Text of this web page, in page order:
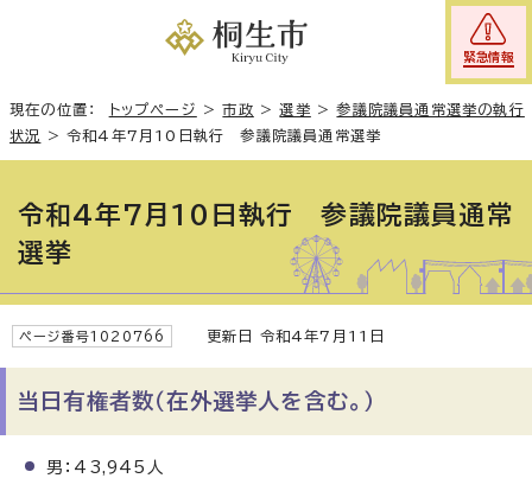
緊急情報
現在の位置： トップページ >市政 >選挙 >参議院議員通常選挙の執行
状況
>令和4年7月10日執行 参議院議員通常選挙
令和4年7月10日執行 参議院議員通常
選挙
ページ番号1020766 更新日 令和4年7月11日
当日有権者数（在外選挙人を含む。）
男：43,945人